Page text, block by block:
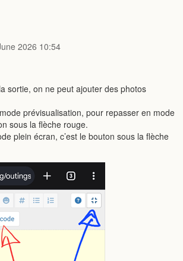
2026 10:54
sortie, on ne peut ajouter des photos
prévisualisation, pour repasser en mode
sous la flèche rouge.
plein écran, c’est le bouton sous la flèche